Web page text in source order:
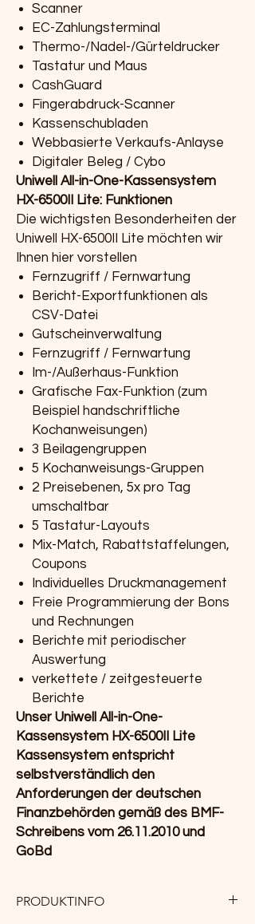
Scanner
EC-Zahlungsterminal
Thermo-/Nadel-/Gürteldrucker
Tastatur und Maus
CashGuard
Fingerabdruck-Scanner
Kassenschubladen
Webbasierte Verkaufs-Anlayse
Digitaler Beleg / Cybo
Uniwell All-in-One-Kassensystem
HX-6500II Lite: Funktionen
Die wichtigsten Besonderheiten der
Uniwell HX-6500II Lite möchten wir
Ihnen hier vorstellen
Fernzugriff / Fernwartung
Bericht-Exportfunktionen als
CSV-Datei
Gutscheinverwaltung
Fernzugriff / Fernwartung
Im-/Außerhaus-Funktion
Grafische Fax-Funktion (zum
Beispiel handschriftliche
Kochanweisungen)
3 Beilagengruppen
5 Kochanweisungs-Gruppen
2 Preisebenen, 5x pro Tag
umschaltbar
5 Tastatur-Layouts
Mix-Match, Rabattstaffelungen,
Coupons
Individuelles Druckmanagement
Freie Programmierung der Bons
und Rechnungen
Berichte mit periodischer
Auswertung
verkettete / zeitgesteuerte
Berichte
Unser Uniwell All-in-One-
Kassensystem HX-6500II Lite
Kassensystem entspricht
selbstverständlich den
Anforderungen der deutschen
Finanzbehörden gemäß des BMF-
Schreibens vom 26.11.2010 und
GoBd
PRODUKTINFO